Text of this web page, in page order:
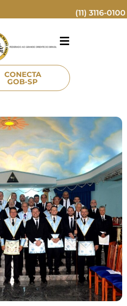
(11) 3116-0100
CONECTA
GOB-SP